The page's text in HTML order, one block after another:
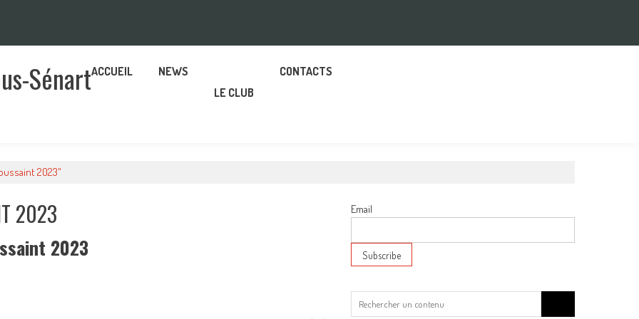
SénartACCUEIL
NEWS
LE CLUB
CONTACTS
2023"
2023
2023
Email
for: